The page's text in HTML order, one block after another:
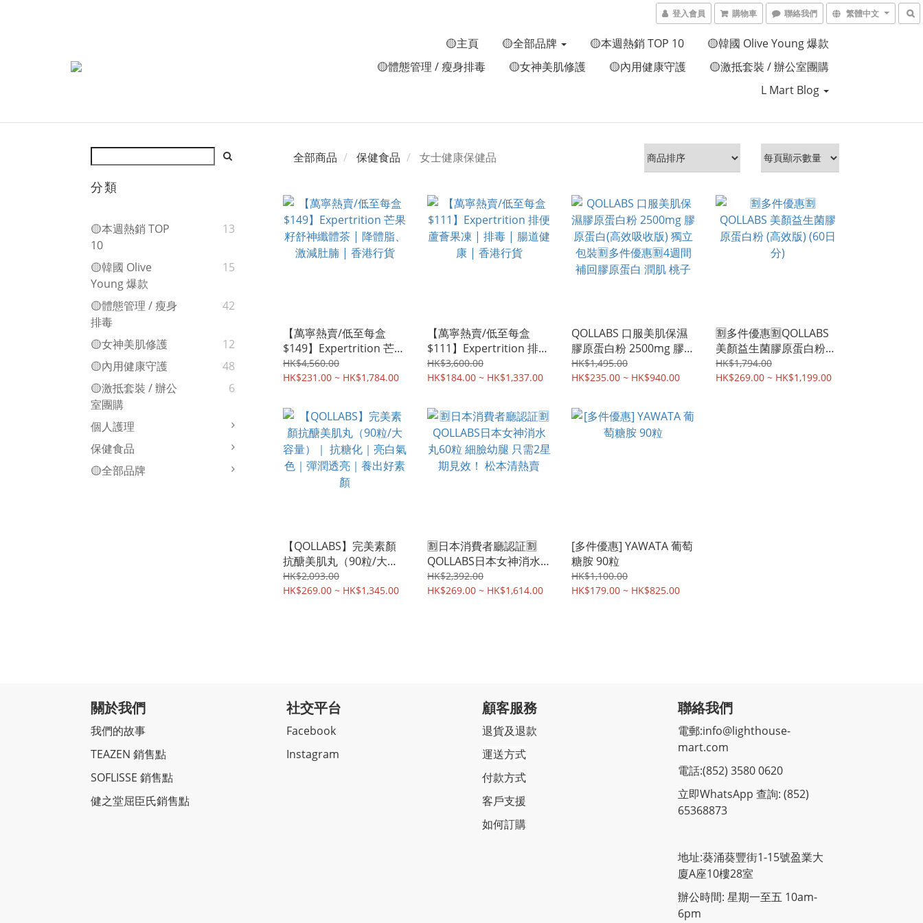
登入會員 購物車 聯絡我們 繁體中文
🟡主頁 🟡全部品牌 🟡本週熱銷 TOP 10
🟡韓國 Olive Young 爆款
🟡體態管理 / 瘦身排毒
🟡女神美肌修護 🟡內用健康守護
🟡激抵套裝 / 辦公室團購
L Mart Blog
分類
🟡本週熱銷 TOP
10
13
🟡韓國 Olive
Young 爆款
15
🟡體態管理 / 瘦身
排毒
42
🟡女神美肌修護
12
🟡內用健康守護
48
🟡激抵套裝 / 辦公
室團購
6
個人護理
保健食品
🟡全部品牌
全部商品 保健食品 女士健康保健品
【萬寧熱賣/低至每盒
$149】Expertrition 芒果
籽舒神纖體茶 | 降體脂、
激減肚腩 | 香港行貨
HK$4,560.00
HK$231.00 ~ HK$1,784.00
【萬寧熱賣/低至每盒
$111】Expertrition 排便
蘆薈果凍 | 排毒 | 腸道健
康 | 香港行貨
HK$3,600.00
HK$184.00 ~ HK$1,337.00
QOLLABS 口服美肌保濕
膠原蛋白粉 2500mg 膠原
蛋白(高效吸收版) 獨立包
裝🈹多件優惠🈹4週間補
HK$1,495.00
HK$235.00 ~ HK$940.00
🈹多件優惠🈹QOLLABS
美顏益生菌膠原蛋白粉
(高效版) (60日分)
HK$1,794.00
HK$269.00 ~ HK$1,199.00
【QOLLABS】完美素顏
抗醣美肌丸（90粒/大容
量）｜ 抗糖化｜亮白氣色
｜彈潤透亮｜養出好素顏
HK$2,093.00
HK$269.00 ~ HK$1,345.00
🈹日本消費者廳認証🈹
QOLLABS日本女神消水
丸60粒 細臉幼腿 只需2星
期見效！ 松本清熱賣
HK$2,392.00
HK$269.00 ~ HK$1,614.00
[多件優惠] YAWATA 葡萄
糖胺 90粒
HK$1,100.00
HK$179.00 ~ HK$825.00
關於我們
我們的故事
TEAZEN 銷售點
SOFLISSE 銷售點
健之堂屈臣氏銷售點
社交平台
Facebook
Instagram
顧客服務
退貨及退款
運送方式
付款方式
客戶支援
如何訂購
聯絡我們
電郵:info@lighthouse-
mart.com
電話:(852) 3580 0620
立即WhatsApp 查詢: (852)
65368873
地址:葵涌葵豐街1-15號盈業大
廈A座10樓28室
辦公時間: 星期一至五 10am-
6pm